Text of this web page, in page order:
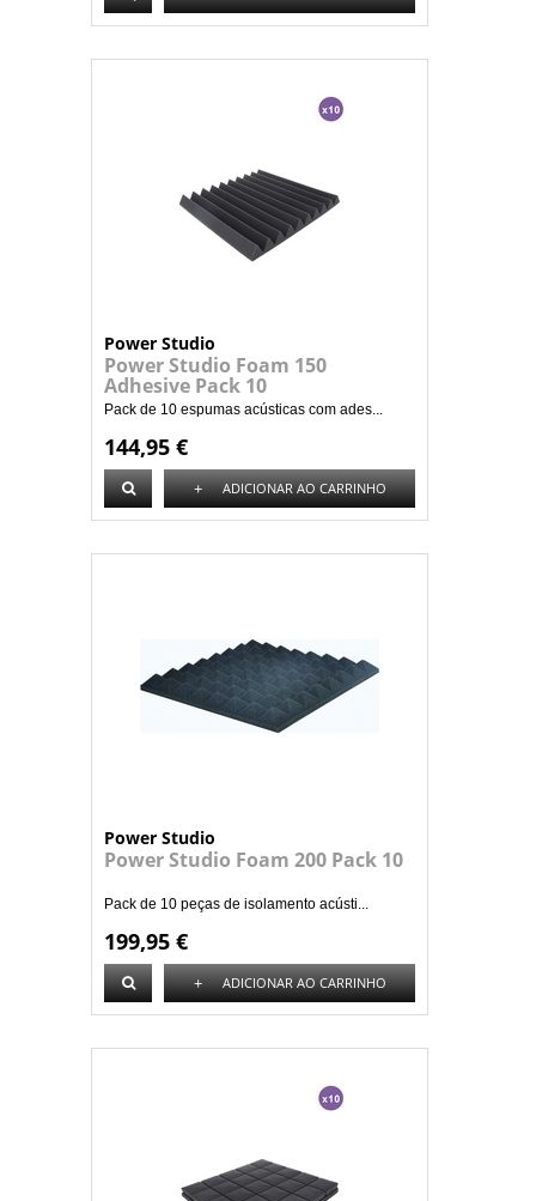
Power Studio
Power Studio Foam 150
Adhesive Pack 10
Pack de 10 espumas acústicas com ades...
144,95 €
+ ADICIONAR AO CARRINHO
Power Studio
Power Studio Foam 200 Pack 10
Pack de 10 peças de isolamento acústi...
199,95 €
+ ADICIONAR AO CARRINHO